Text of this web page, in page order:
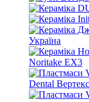
Україна
Noritake EX3
Dental Вертекс